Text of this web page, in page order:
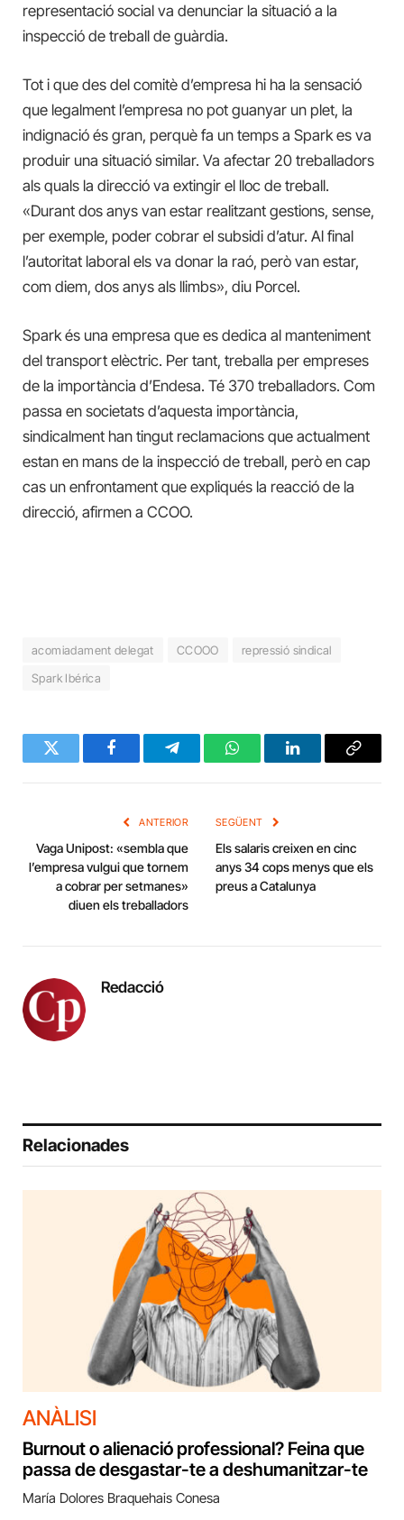
representació social va denunciar la situació a la
inspecció de treball de guàrdia.
Tot i que des del comitè d’empresa hi ha la sensació
que legalment l’empresa no pot guanyar un plet, la
indignació és gran, perquè fa un temps a Spark es va
produir una situació similar. Va afectar 20 treballadors
als quals la direcció va extingir el lloc de treball.
«Durant dos anys van estar realitzant gestions, sense,
per exemple, poder cobrar el subsidi d’atur. Al final
l’autoritat laboral els va donar la raó, però van estar,
com diem, dos anys als llimbs», diu Porcel.
Spark és una empresa que es dedica al manteniment
del transport elèctric. Per tant, treballa per empreses
de la importància d’Endesa. Té 370 treballadors. Com
passa en societats d’aquesta importància,
sindicalment han tingut reclamacions que actualment
estan en mans de la inspecció de treball, però en cap
cas un enfrontament que expliqués la reacció de la
direcció, afirmen a CCOO.
acomiadament delegat CCOOO
repressió sindical
Spark Ibérica
Twitter FacebookTelegramWhatsAppLinkedInCopy
ANTERIOR
Vaga Unipost: «sembla que
l’empresa vulgui que tornem
a cobrar per setmanes»
diuen els treballadors
SEGÜENT
Els salaris creixen en cinc
anys 34 cops menys que els
preus a Catalunya
Redacció
Relacionades
ANÀLISI
Burnout o alienació professional? Feina que
passa de desgastar-te a deshumanitzar-te
María Dolores Braquehais Conesa